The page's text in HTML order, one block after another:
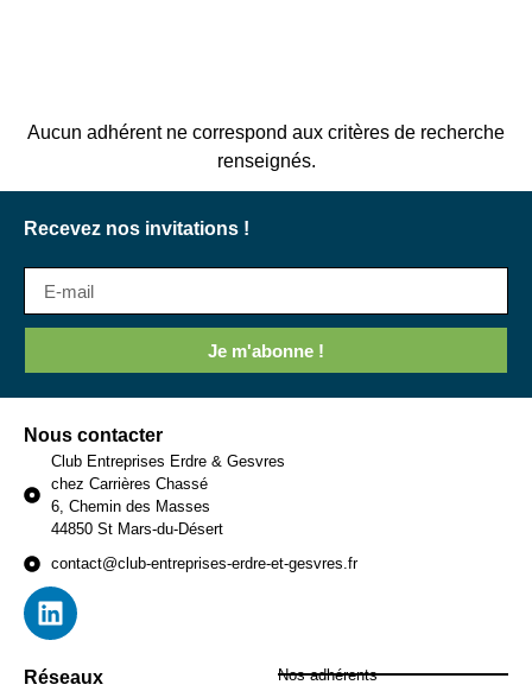
Aucun adhérent ne correspond aux critères de recherche
renseignés.
Recevez nos invitations !
Je m'abonne !
Nous contacter
Club Entreprises Erdre & Gesvres
chez Carrières Chassé
6, Chemin des Masses
44850 St Mars-du-Désert
contact@club-entreprises-erdre-et-gesvres.fr
Réseaux Nos adhérents